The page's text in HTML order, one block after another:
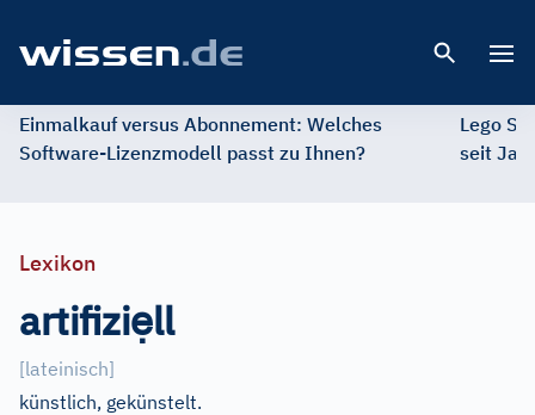
Einmalkauf versus Abonnement: Welches
Software-Lizenzmodell passt zu Ihnen?
Lego
seit
Lexikon
artifiziẹll
[lateinisch]
künstlich, gekünstelt.